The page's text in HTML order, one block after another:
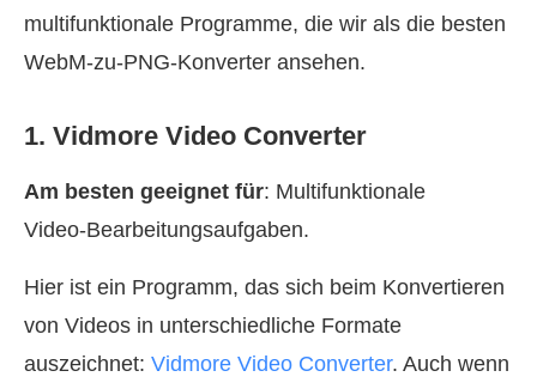
multifunktionale Programme, die wir als die besten
WebM‑zu‑PNG‑Konverter ansehen.
1. Vidmore Video Converter
Am besten geeignet für: Multifunktionale
Video‑Bearbeitungsaufgaben.
Hier ist ein Programm, das sich beim Konvertieren
von Videos in unterschiedliche Formate
auszeichnet: Vidmore Video Converter. Auch wenn